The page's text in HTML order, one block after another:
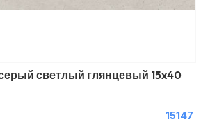
светлый глянцевый 15x40
15147